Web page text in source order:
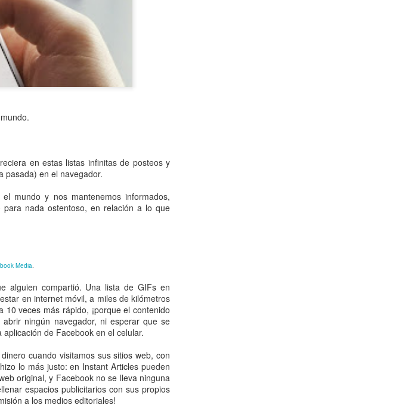
en estas listas infinitas de posteos y
pasada) en el navegador.
mundo y nos mantenemos informados,
nada ostentoso, en relación a lo que
Media.
alguien compartió. Una lista de GIFs en
en internet móvil, a miles de kilómetros
veces más rápido, ¡porque el contenido
ningún navegador, ni esperar que se
de Facebook en el celular.
cuando visitamos sus sitios web, con
lo más justo: en Instant Articles pueden
original, y Facebook no se lleva ninguna
espacios publicitarios con sus propios
a los medios editoriales!